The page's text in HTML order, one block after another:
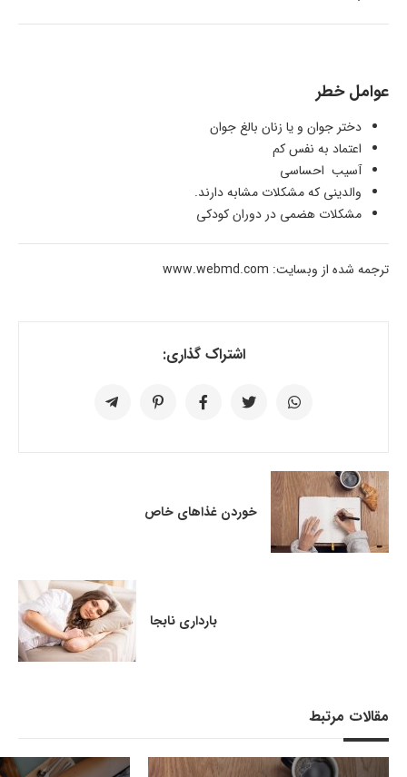
عوامل خطر
دختر جوان و یا زنان بالغ جوان
اعتماد به نفس کم
آسیب احساسی
والدینی که مشکلات مشابه دارند.
مشکلات هضمی در دوران کودکی
ترجمه شده از وبسایت: www.webmd.com
اشتراک گذاری:
خوردن غذاهای خاص
بارداری نابجا
مقالات مرتبط